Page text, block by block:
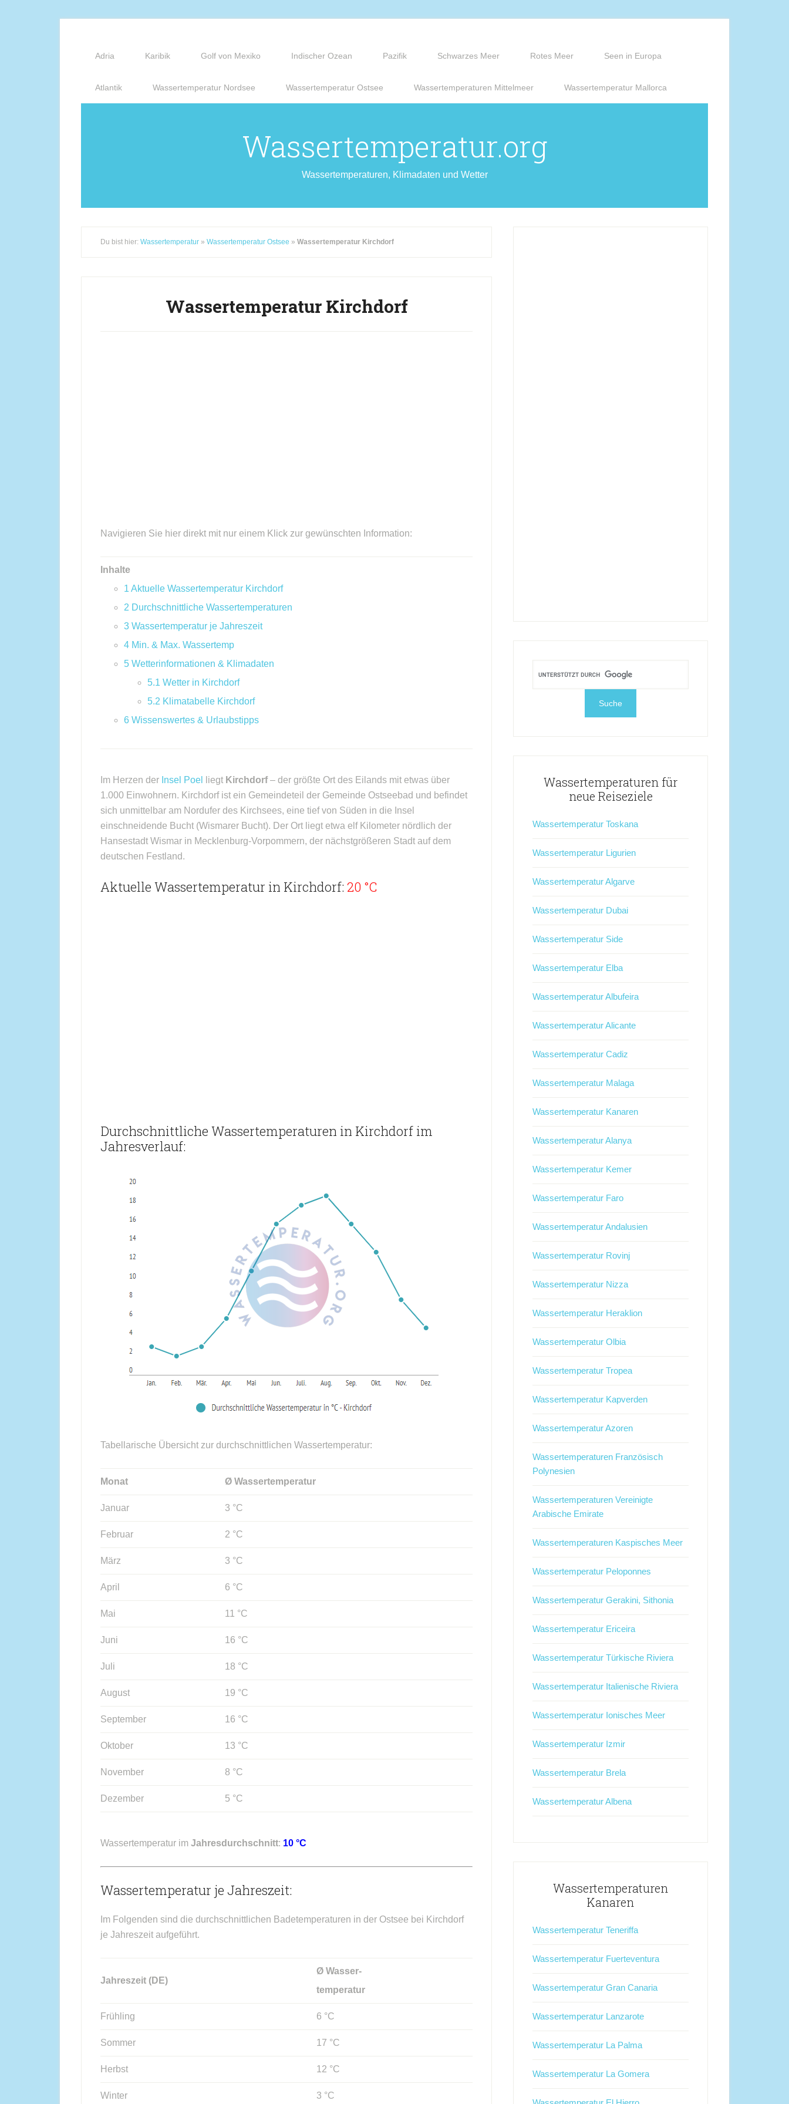
Adria Karibik Golf von Mexiko Indischer Ozean Pazifik Schwarzes Meer Rotes Meer Seen in Europa
Atlantik Wassertemperatur Nordsee Wassertemperatur Ostsee Wassertemperaturen Mittelmeer Wassertemperatur Mallorca
Wassertemperatur.org
Wassertemperaturen, Klimadaten und Wetter
Du bist hier: Wassertemperatur » Wassertemperatur Ostsee » Wassertemperatur Kirchdorf
Wassertemperatur Kirchdorf
Navigieren Sie hier direkt mit nur einem Klick zur gewünschten Information:
Inhalte
1 Aktuelle Wassertemperatur Kirchdorf
2 Durchschnittliche Wassertemperaturen
3 Wassertemperatur je Jahreszeit
4 Min. & Max. Wassertemp
5 Wetterinformationen & Klimadaten
5.1 Wetter in Kirchdorf
5.2 Klimatabelle Kirchdorf
6 Wissenswertes & Urlaubstipps
Im Herzen der Insel Poel liegt Kirchdorf– der größte Ort des Eilands mit etwas über
1.000 Einwohnern. Kirchdorf ist ein Gemeindeteil der Gemeinde Ostseebad und befindet
sich unmittelbar am Nordufer des Kirchsees, eine tief von Süden in die Insel
einschneidende Bucht (Wismarer Bucht). Der Ort liegt etwa elf Kilometer nördlich der
Hansestadt Wismar in Mecklenburg-Vorpommern, der nächstgrößeren Stadt auf dem
deutschen Festland.
Aktuelle Wassertemperatur in Kirchdorf: 20 °C
Durchschnittliche Wassertemperaturen in Kirchdorf im
Jahresverlauf:
Tabellarische Übersicht zur durchschnittlichen Wassertemperatur:
Monat Ø Wassertemperatur
Januar 3 °C
Februar 2 °C
März 3 °C
April 6 °C
Mai 11 °C
Juni 16 °C
Juli 18 °C
August 19 °C
September 16 °C
Oktober 13 °C
November 8 °C
Dezember 5 °C
Wassertemperatur im Jahresdurchschnitt: 10 °C
Wassertemperatur je Jahreszeit:
Im Folgenden sind die durchschnittlichen Badetemperaturen in der Ostsee bei Kirchdorf
je Jahreszeit aufgeführt.
Jahreszeit (DE)
Ø Wasser-
temperatur
Frühling 6 °C
Sommer 17 °C
Herbst 12 °C
Winter 3 °C
Wassertemperaturen für
neue Reiseziele
Wassertemperatur Toskana
Wassertemperatur Ligurien
Wassertemperatur Algarve
Wassertemperatur Dubai
Wassertemperatur Side
Wassertemperatur Elba
Wassertemperatur Albufeira
Wassertemperatur Alicante
Wassertemperatur Cadiz
Wassertemperatur Malaga
Wassertemperatur Kanaren
Wassertemperatur Alanya
Wassertemperatur Kemer
Wassertemperatur Faro
Wassertemperatur Andalusien
Wassertemperatur Rovinj
Wassertemperatur Nizza
Wassertemperatur Heraklion
Wassertemperatur Olbia
Wassertemperatur Tropea
Wassertemperatur Kapverden
Wassertemperatur Azoren
Wassertemperaturen Französisch
Polynesien
Wassertemperaturen Vereinigte
Arabische Emirate
Wassertemperaturen Kaspisches Meer
Wassertemperatur Peloponnes
Wassertemperatur Gerakini, Sithonia
Wassertemperatur Ericeira
Wassertemperatur Türkische Riviera
Wassertemperatur Italienische Riviera
Wassertemperatur Ionisches Meer
Wassertemperatur Izmir
Wassertemperatur Brela
Wassertemperatur Albena
Wassertemperaturen
Kanaren
Wassertemperatur Teneriffa
Wassertemperatur Fuerteventura
Wassertemperatur Gran Canaria
Wassertemperatur Lanzarote
Wassertemperatur La Palma
Wassertemperatur La Gomera